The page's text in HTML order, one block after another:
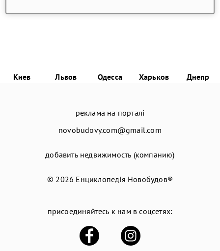
Киев Львов Одесса Харьков Днепр
реклама на порталі
novobudovy.com@gmail.com
добавить недвижимость (компанию)
© 2026 Енциклопедія Новобудов®
присоединяйтесь к нам в соцсетях: